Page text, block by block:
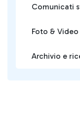
Comunicati
Foto & Video
Archivio e